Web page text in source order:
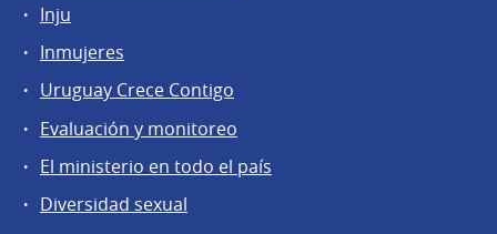
Inju
Inmujeres
Uruguay Crece Contigo
Evaluación y monitoreo
El ministerio en todo el país
Diversidad sexual